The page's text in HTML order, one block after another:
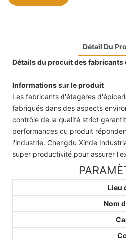
Détail Du
Détails du produit des fabricants
Informations sur le produit
Les fabricants d'étagères
fabriqués dans des aspects
contrôle de la qualité strict
performances du produit
l'industrie. Chengdu Xinde
super productivité pour assurer
Lieu
Nom